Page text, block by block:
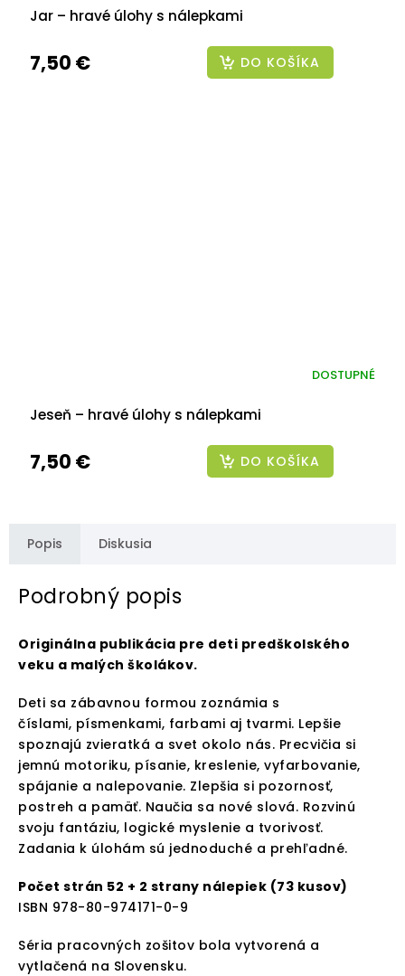
Jar – hravé úlohy s nálepkami
7,50 € DO KOŠÍKA
Jeseň – hravé úlohy s nálepkami
DOSTUPNÉ
7,50 € DO KOŠÍKA
Popis Diskusia
Podrobný popis
Originálna publikácia pre deti predškolského
veku a malých školákov.
Deti sa zábavnou formou zoznámia s
číslami, písmenkami, farbami aj tvarmi. Lepšie
spoznajú zvieratká a svet okolo nás. Precvičia si
jemnú motoriku, písanie, kreslenie, vyfarbovanie,
spájanie a nalepovanie. Zlepšia si pozornosť,
postreh a pamäť. Naučia sa nové slová. Rozvinú
svoju fantáziu, logické myslenie a tvorivosť.
Zadania k úlohám sú jednoduché a prehľadné.
Počet strán 52 + 2 strany nálepiek (73 kusov)
ISBN 978-80-974171-0-9
Séria pracovných zošitov bola vytvorená a
vytlačená na Slovensku.